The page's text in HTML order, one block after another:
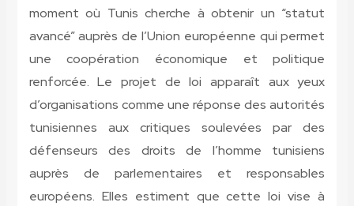
moment où Tunis cherche à obtenir un “statut
avancé” auprès de l’Union européenne qui permet
une coopération économique et politique
renforcée. Le projet de loi apparaît aux yeux
d’organisations comme une réponse des autorités
tunisiennes aux critiques soulevées par des
défenseurs des droits de l’homme tunisiens
auprès de parlementaires et responsables
européens. Elles estiment que cette loi vise à